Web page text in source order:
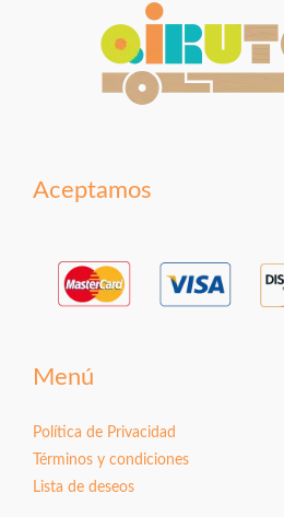
Aceptamos
Menú
Política de Privacidad
Términos y condiciones
Lista de deseos